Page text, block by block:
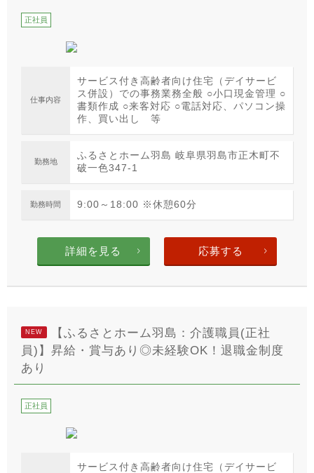
正社員
仕事内容
サービス付き高齢者向け住宅（デイサービ
ス併設）での事務業務全般 ○小口現金管理 ○
書類作成 ○来客対応 ○電話対応、パソコン操
作、買い出し 等
勤務地
ふるさとホーム羽島 岐阜県羽島市正木町不
破一色347-1
勤務時間 9:00～18:00 ※休憩60分
詳細を見る 応募する
NEW
【ふるさとホーム羽島：介護職員(正社
員)】昇給・賞与あり◎未経験OK！退職金制度
あり
正社員
サービス付き高齢者向け住宅（デイサービ